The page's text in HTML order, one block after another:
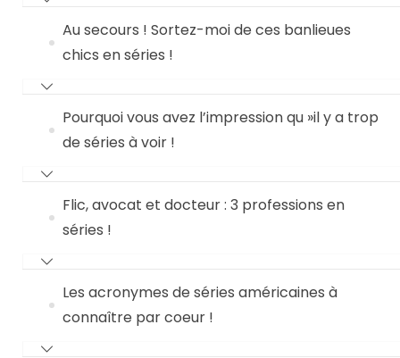
Au secours ! Sortez-moi de ces banlieues
chics en séries !
Pourquoi vous avez l’impression qu »il y a trop
de séries à voir !
Flic, avocat et docteur : 3 professions en
séries !
Les acronymes de séries américaines à
connaître par coeur !